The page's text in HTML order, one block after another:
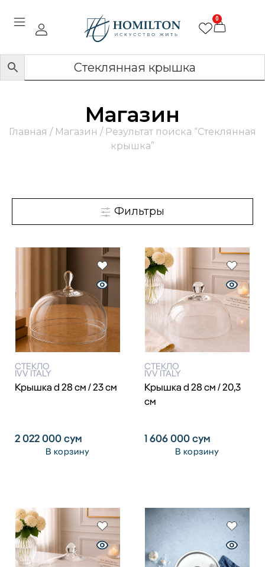
0
Магазин
Главная / Магазин / Результат поиска “Стеклянная
крышка”
Фильтры
СТЕКЛО
IVV ITALY
Крышка d 28 см / 23 см
2 022 000сум
В корзину
СТЕКЛО
IVV ITALY
Крышка d 28 см / 20,3
см
1 606 000сум
В корзину